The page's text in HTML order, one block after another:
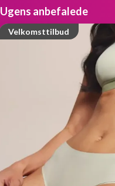
Ugens anbefalede
Velkomsttilbud